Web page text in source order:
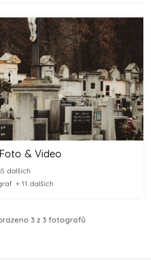
& Video
dalších
+ 11 dalších
3 z 3 fotografů